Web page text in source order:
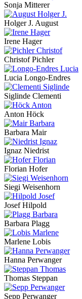
Sonja Mitterer
Holger J. August
Irene Hager
Christof Pichler
Lucia Longo-Endres
Siglinde Clementi
Anton Höck
Barbara Mair
Ignaz Niedrist
Florian Hofer
Siegi Weisenhorn
Josef Hilpold
Barbara Plagg
Marlene Lobis
Hanna Perwanger
Thomas Steppan
Sepp Perwanger